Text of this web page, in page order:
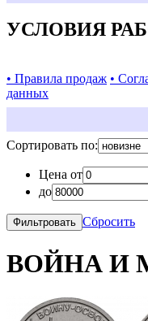
УСЛОВИЯ
• Правила продаж •
данных
Сортировать по:
Цена от
до
Сбросить
ВОЙНА И